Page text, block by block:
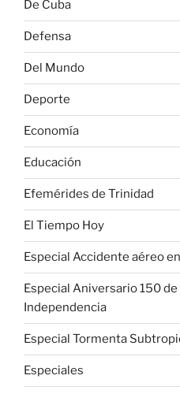
De Cuba
Defensa
Del Mundo
Deporte
Economía
Educación
Efemérides de Trinidad
El Tiempo Hoy
Especial Accidente aéreo
Especial Aniversario 150
Independencia
Especial Tormenta
Especiales